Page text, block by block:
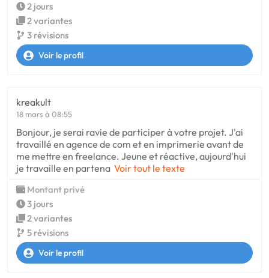
2 jours
2 variantes
3 révisions
Voir le profil
kreakult
18 mars à 08:55
Bonjour, je serai ravie de participer à votre projet. J'ai
travaillé en agence de com et en imprimerie avant de
me mettre en freelance. Jeune et réactive, aujourd'hui
je travaille en partena Voir tout le texte
Montant privé
3 jours
2 variantes
5 révisions
Voir le profil